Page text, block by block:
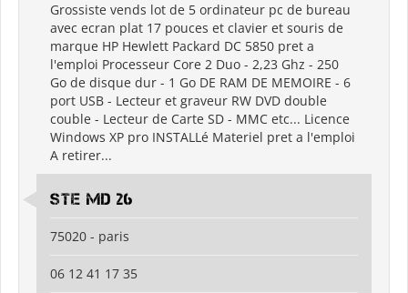
Grossiste vends lot de 5 ordinateur pc de bureau
avec ecran plat 17 pouces et clavier et souris de
marque HP Hewlett Packard DC 5850 pret a
l'emploi Processeur Core 2 Duo - 2,23 Ghz - 250
Go de disque dur - 1 Go DE RAM DE MEMOIRE - 6
port USB - Lecteur et graveur RW DVD double
couble - Lecteur de Carte SD - MMC etc... Licence
Windows XP pro INSTALLé Materiel pret a l'emploi
A retirer...
Ste md 26
75020 - paris
06 12 41 17 35